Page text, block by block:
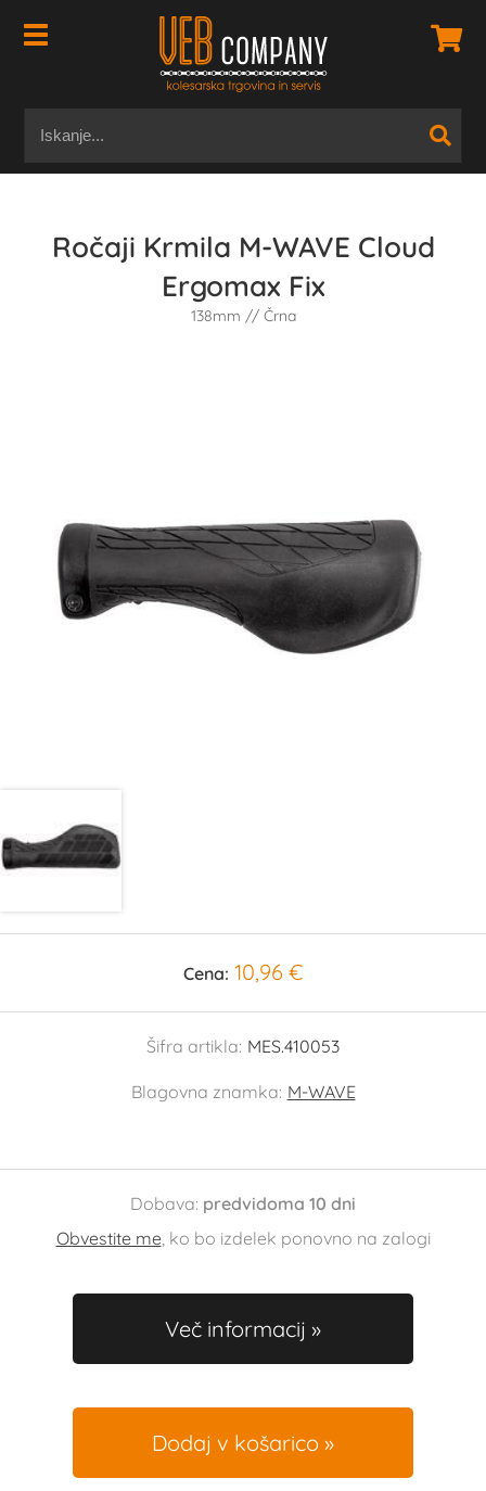
Ročaji Krmila M-WAVE Cloud
Ergomax Fix
138mm // Črna
Cena: 10,96 €
Šifra artikla: MES.410053
Blagovna znamka: M-WAVE
Dobava: predvidoma 10 dni
Obvestite me, ko bo izdelek ponovno na zalogi
Več informacij
Dodaj v košarico